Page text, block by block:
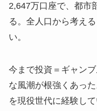
2,647万口座で、都市
る。全人口から考え
い。
今まで投資＝ギャン
な風潮が根強くあっ
を現役世代に経験し